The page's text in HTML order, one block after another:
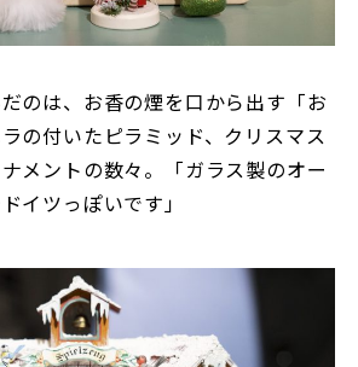
のは、お香の煙を口から出す「お
の付いたピラミッド、クリスマス
メントの数々。「ガラス製のオー
イツっぽいです」